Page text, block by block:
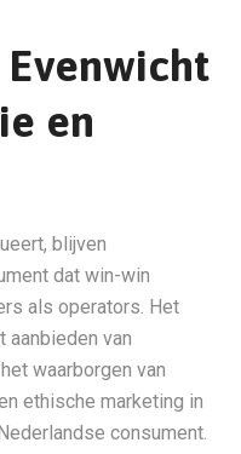
Evenwicht
en
blijven
dat win-win
als operators. Het
aanbieden van
waarborgen van
ethische marketing in
consument.